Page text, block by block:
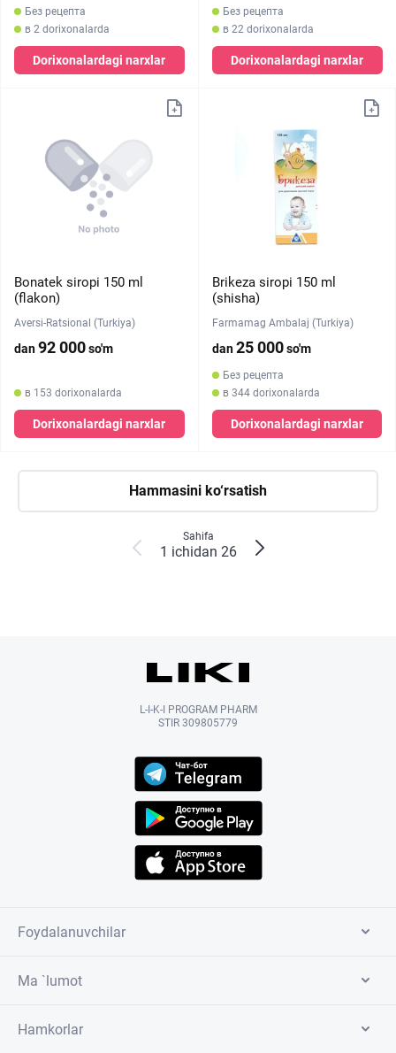
Без рецепта
в 2 dorixonalarda
Dorixonalardagi narxlar
Без рецепта
в 22 dorixonalarda
Dorixonalardagi narxlar
Bonatek siropi 150 ml
(flakon)
Aversi-Ratsional (Turkiya)
dan92 000so'm
в 153 dorixonalarda
Dorixonalardagi narxlar
Brikeza siropi 150 ml
(shisha)
Farmamag Ambalaj (Turkiya)
dan25 000so'm
Без рецепта
в 344 dorixonalarda
Dorixonalardagi narxlar
Hammasini ko‘rsatish
Sahifa
1 ichidan 26
L-I-K-I PROGRAM PHARM
STIR 309805779
Foydalanuvchilar
Ma `lumot
Hamkorlar